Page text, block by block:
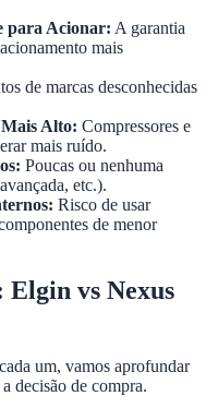
para Acionar: A garantia
mais
de marcas desconhecidas
Alto: Compressores e
mais ruído.
Poucas ou nenhuma
etc.).
Risco de usar
de menor
vs Nexus
um, vamos aprofundar
decisão de compra.